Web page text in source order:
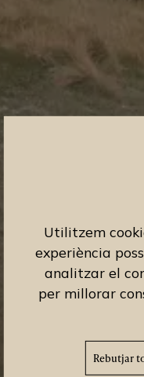
Utilitzem
experiència
analitzar el
per millorar
Rebutjar